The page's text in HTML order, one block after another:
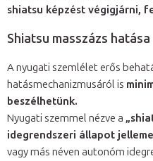
shiatsu képzést végigjárni,
Shiatsu masszázs hatása
A nyugati szemlélet erős
hatásmechanizmusáról is
beszélhetünk.
Nyugati szemmel nézve a
idegrendszeri állapot
vagy más néven autonóm